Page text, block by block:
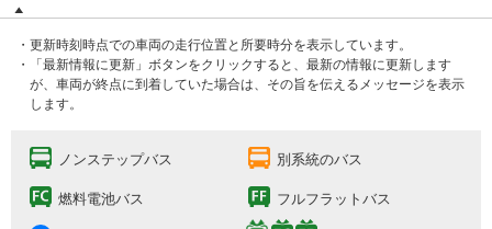
・更新時刻時点での車両の走行位置と所要時分を表示しています。
・「最新情報に更新」ボタンをクリックすると、最新の情報に更新します
が、車両が終点に到着していた場合は、その旨を伝えるメッセージを表示
します。
ノンステップバス 別系統のバス
燃料電池バス フルフラットバス